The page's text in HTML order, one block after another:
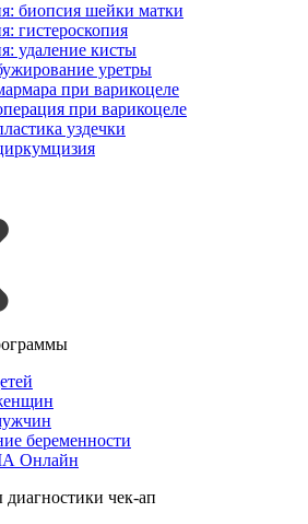
биопсия шейки матки
гистероскопия
удаление кисты
уретры
при варикоцеле
при варикоцеле
уздечки
беременности
Онлайн
чек-ап